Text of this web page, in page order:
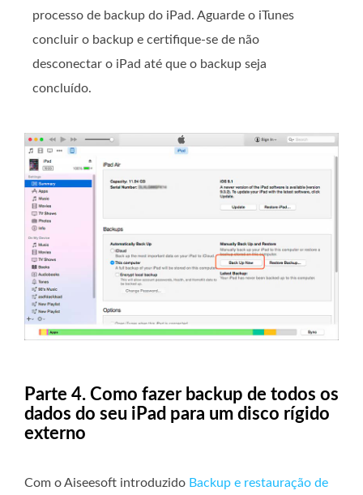
processo de backup do iPad. Aguarde o iTunes
concluir o backup e certifique-se de não
desconectar o iPad até que o backup seja
concluído.
Parte 4. Como fazer backup de todos os
dados do seu iPad para um disco rígido
externo
Com o Aiseesoft introduzido Backup e restauração de